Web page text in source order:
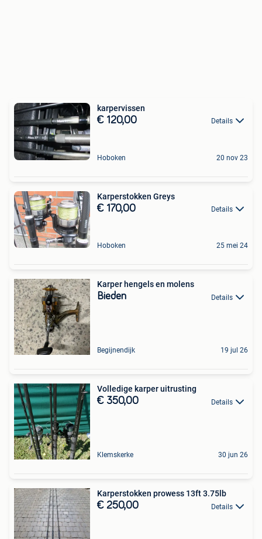
karpervissen
€ 120,00 Details
Hoboken 20 nov 23
Karperstokken Greys
€ 170,00 Details
Hoboken 25 mei 24
Karper hengels en molens
Bieden Details
Begijnendijk 19 jul 26
Volledige karper uitrusting
€ 350,00 Details
Klemskerke 30 jun 26
Karperstokken prowess 13ft 3.75lb
€ 250,00 Details